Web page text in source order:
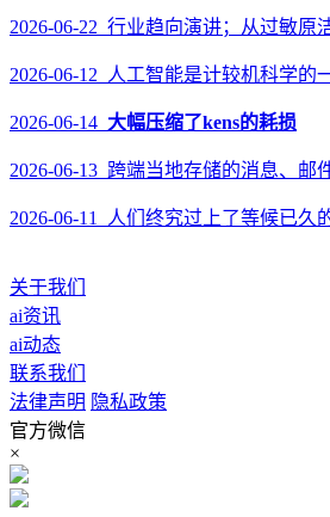
2026-06-22 行业趋向演讲；从过敏原
2026-06-12 人工智能是计较机科学的
2026-06-14 大幅压缩了kens的耗损
2026-06-13 跨端当地存储的消息、邮
2026-06-11 人们终究过上了等候已久
关于我们
ai资讯
ai动态
联系我们
法律声明 隐私政策
官方微信
×